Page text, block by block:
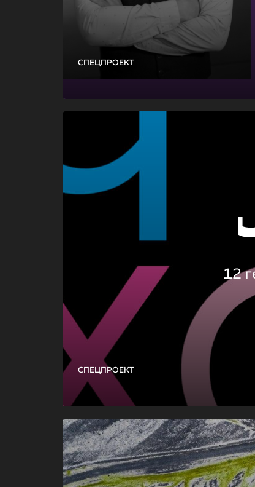
СПЕЦПРОЕКТ
СПЕЦПРОЕКТ
12